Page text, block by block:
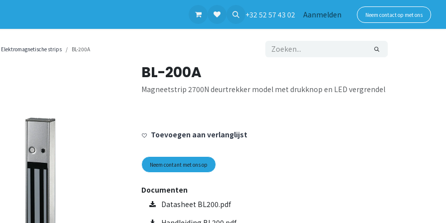
+32 52 57 43 02 Aanmelden Neem contact op met ons
Elektromagnetische strips BL-200A
BL-200A
Magneetstrip 2700N deurtrekker model met drukknop en LED vergrendel
Toevoegen aan verlanglijst
Neem contant met ons op
Documenten
Datasheet BL200.pdf